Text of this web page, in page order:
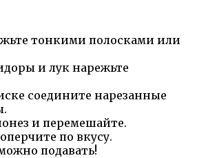
тонкими полосками или
и лук нарежьте
соедините нарезанные
и перемешайте.
по вкусу.
подавать!